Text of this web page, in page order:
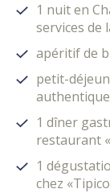
1 nuit en
services de
apéritif de
petit-
1 dîner
restaurant
1
chez